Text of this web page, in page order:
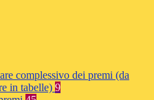
complessivo dei premi (da
in tabelle) 9